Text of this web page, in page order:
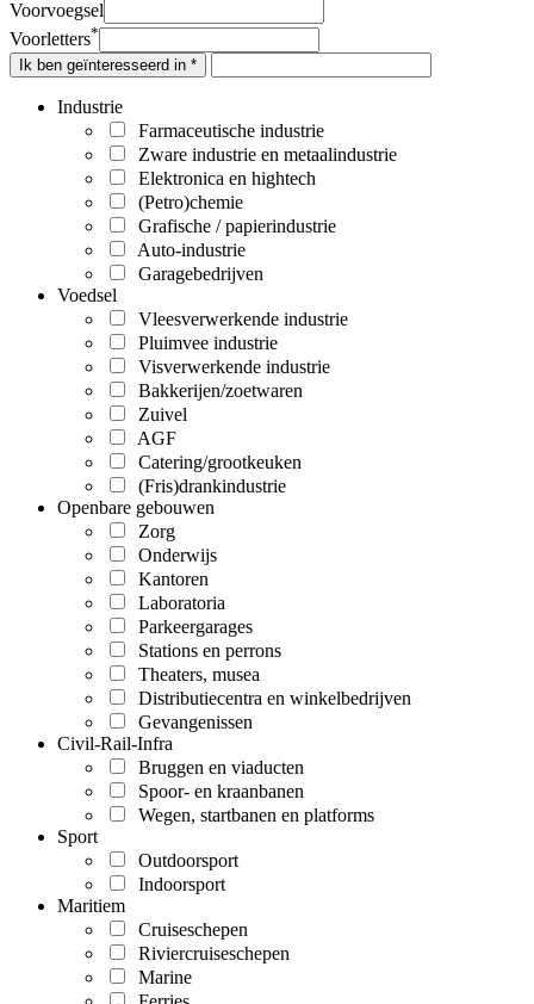
Voorvoegsel
Voorletters*
Ik ben geïnteresseerd in *
Industrie
Farmaceutische industrie
Zware industrie en metaalindustrie
Elektronica en hightech
(Petro)chemie
Grafische / papierindustrie
Auto-industrie
Garagebedrijven
Voedsel
Vleesverwerkende industrie
Pluimvee industrie
Visverwerkende industrie
Bakkerijen/zoetwaren
Zuivel
AGF
Catering/grootkeuken
(Fris)drankindustrie
Openbare gebouwen
Zorg
Onderwijs
Kantoren
Laboratoria
Parkeergarages
Stations en perrons
Theaters, musea
Distributiecentra en winkelbedrijven
Gevangenissen
Civil-Rail-Infra
Bruggen en viaducten
Spoor- en kraanbanen
Wegen, startbanen en platforms
Sport
Outdoorsport
Indoorsport
Maritiem
Cruiseschepen
Riviercruiseschepen
Marine